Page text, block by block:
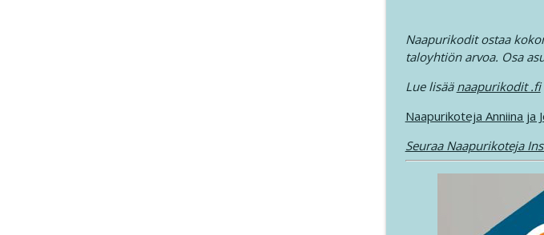
Naapurikodit ostaa
taloyhtiön arvoa. Osa
Lue lisää naapurikodit .fi
Naapurikoteja Anniina ja
Seuraa Naapurikoteja